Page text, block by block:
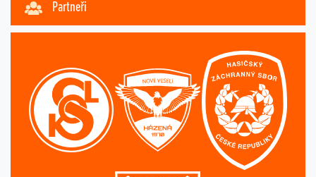
Partneři